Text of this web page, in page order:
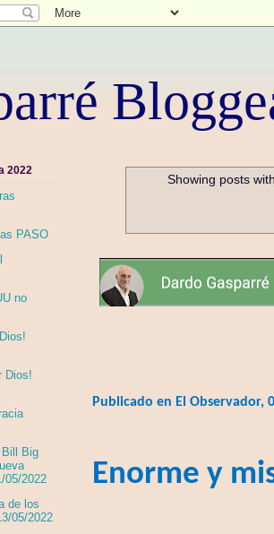
Showing posts
Publicado en El Observador,
Enorme y
2022
PASO
no
Dios!
Big
05/2022
de los
05/2022